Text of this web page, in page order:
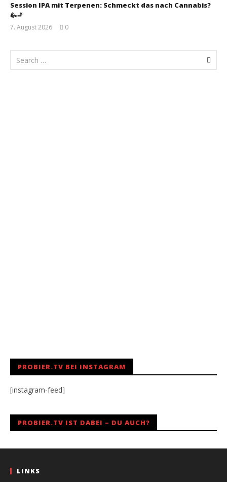
Session IPA mit Terpenen: Schmeckt das nach Cannabis?
🦗🚬
7. August 2026
0
PROBIER.TV BEI INSTAGRAM
[instagram-feed]
PROBIER.TV IST DABEI – DU AUCH?
LINKS